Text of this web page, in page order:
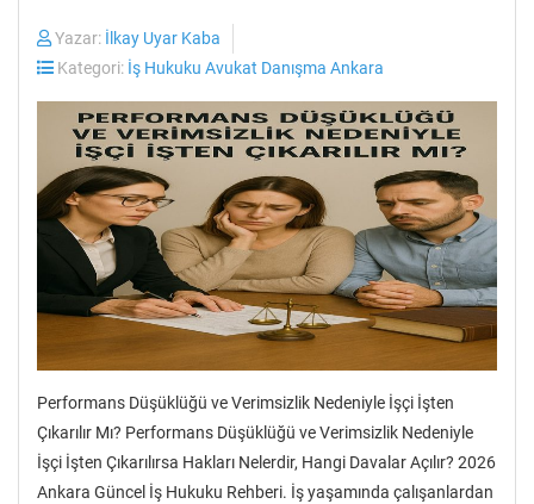
Yazar: İlkay Uyar Kaba
Kategori: İş Hukuku Avukat Danışma Ankara
Performans Düşüklüğü ve Verimsizlik Nedeniyle İşçi İşten
Çıkarılır Mı? Performans Düşüklüğü ve Verimsizlik Nedeniyle
İşçi İşten Çıkarılırsa Hakları Nelerdir, Hangi Davalar Açılır? 2026
Ankara Güncel İş Hukuku Rehberi. İş yaşamında çalışanlardan